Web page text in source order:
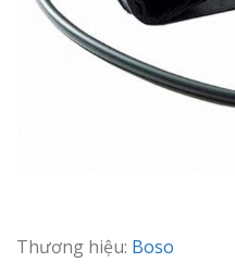
Thương hiệu: Boso